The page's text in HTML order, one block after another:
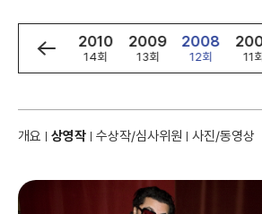
2011
15회
2010
14회
2009
13회
2008
12회 11회
개요 상영작 수상작/심사위원 사진/동영상